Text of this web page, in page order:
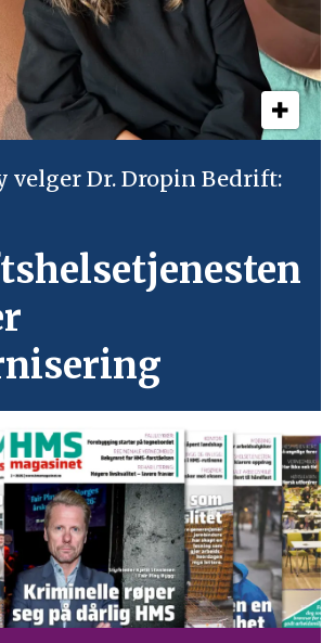
velger Dr. Dropin Bedrift: